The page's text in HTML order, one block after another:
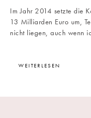
Im Jahr 2014 setzte die
13 Milliarden Euro um,
nicht liegen, auch wenn
WEITERLESEN